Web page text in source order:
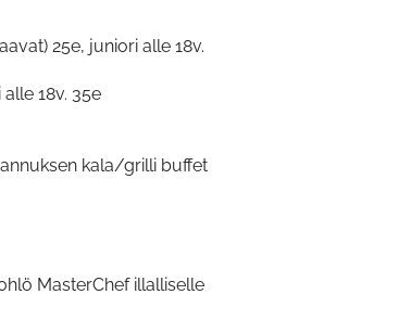
25e, juniori alle 18v.
18v. 35e
kala/grilli buffet
MasterChef illalliselle